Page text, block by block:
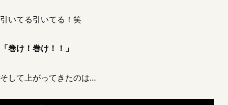
引いてる引いてる！笑
「巻け！巻け！！」
そして上がってきたのは…